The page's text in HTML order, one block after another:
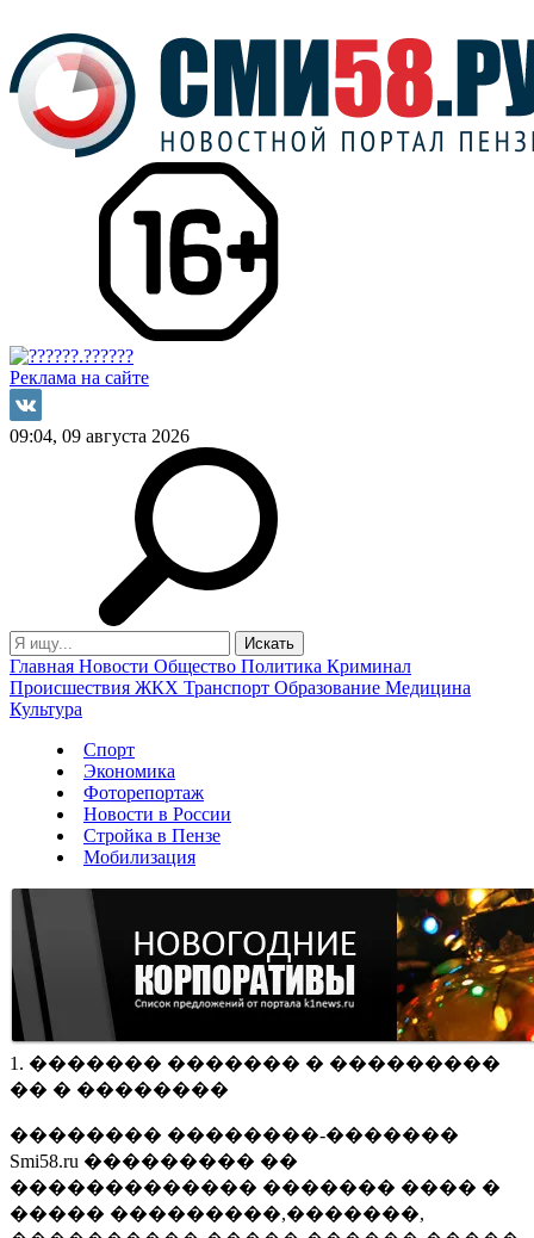
Реклама на сайте
09:04, 09 августа 2026
Главная Новости Общество Политика Криминал
Происшествия ЖКХ Транспорт Образование Медицина
Культура
Спорт
Экономика
Фоторепортаж
Новости в России
Стройка в Пензе
Мобилизация
1. ������� ������� � ���������
�� � ��������
�������� ��������-�������
Smi58.ru ��������� ��
������������� ������� ���� �
����� ���������,�������,